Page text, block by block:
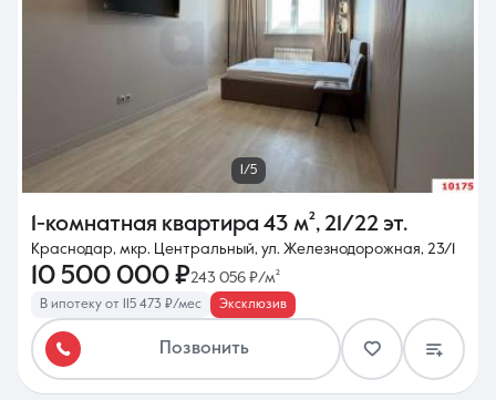
1/5
1-комнатная квартира 43 м², 21/22 эт.
Краснодар, мкр. Центральный, ул. Железнодорожная, 23/1
10 500 000 ₽243 056 ₽/м²
В ипотеку от 115 473 ₽/мес Эксклюзив
Позвонить